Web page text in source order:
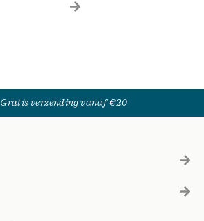
Gratis verzending vanaf €20